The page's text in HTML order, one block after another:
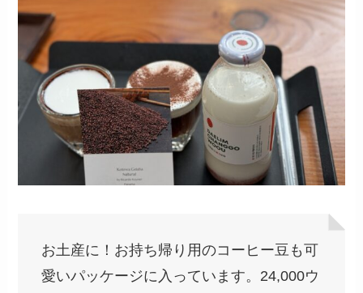
お土産に！お持ち帰り用のコーヒー豆も可
愛いパッケージに入っています。24,000ウ